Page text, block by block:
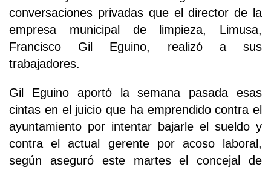
conversaciones privadas que el director de la
empresa municipal de limpieza, Limusa,
Francisco Gil Eguino, realizó a sus
trabajadores.
Gil Eguino aportó la semana pasada esas
cintas en el juicio que ha emprendido contra el
ayuntamiento por intentar bajarle el sueldo y
contra el actual gerente por acoso laboral,
según aseguró este martes el concejal de